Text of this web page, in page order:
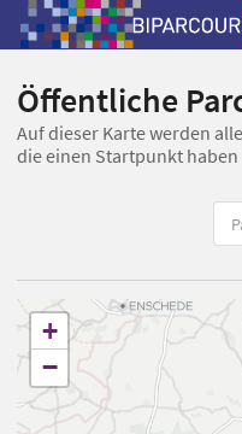
Öffentliche
Auf dieser Karte werden
die einen Startpunkt haben
+
−